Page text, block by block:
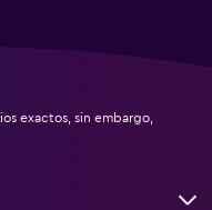
exactos, sin embargo,